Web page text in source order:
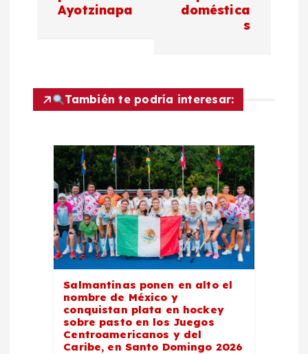
c
Ayotzinapa
doméstica
s
También te podría interesar:
Salmantinas ponen en alto el
nombre de México y
conquistan plata en hockey
sobre pasto en los Juegos
Centroamericanos y del
Caribe, en Santo Domingo 2026